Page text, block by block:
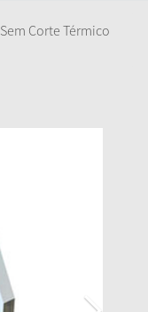
Sem Corte Térmico